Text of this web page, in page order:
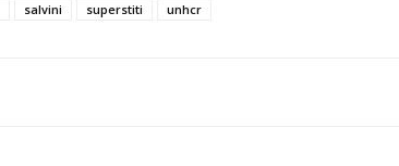
salvini superstiti unhcr